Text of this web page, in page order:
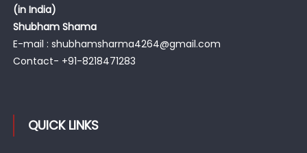
(in India)
Shubham Shama
E-mail : shubhamsharma4264@gmail.com
Contact- +91-8218471283
QUICK LINKS